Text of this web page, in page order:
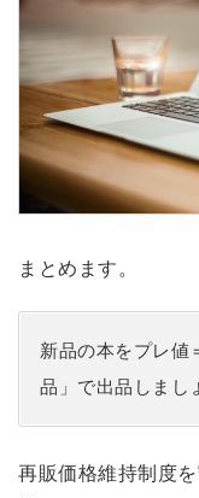
まとめます。
新品の本をプレ値
品」で出品しまし
再販価格維持制度